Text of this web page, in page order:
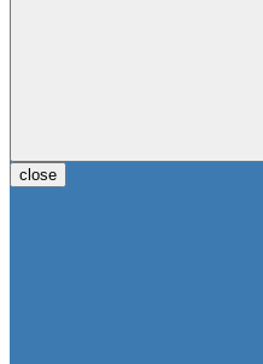
close